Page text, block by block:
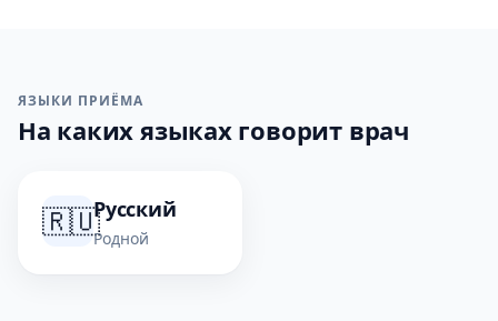
ЯЗЫКИ ПРИЁМА
На каких языках говорит врач
🇷🇺Русский
Родной